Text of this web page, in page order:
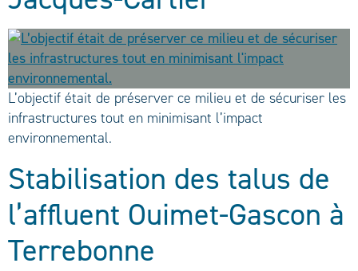
L’objectif était de préserver ce milieu et de sécuriser les
infrastructures tout en minimisant l’impact
environnemental.
Stabilisation des talus de
l’affluent Ouimet-Gascon à
Terrebonne